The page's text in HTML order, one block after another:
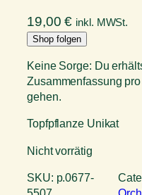
19,00€ inkl. MWSt.
Shop folgen
Keine Sorge: Du
Zusammenfassung
gehen.
Topfpflanze Unikat
Nicht vorrätig
SKU: p.0677-